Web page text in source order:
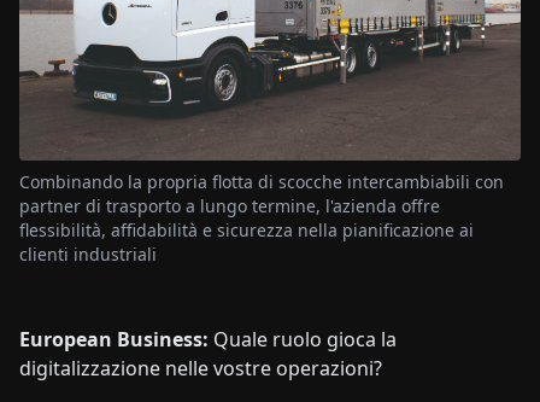
Combinando la propria flotta di scocche intercambiabili con
partner di trasporto a lungo termine, l'azienda offre
flessibilità, affidabilità e sicurezza nella pianificazione ai
clienti industriali
European Business: Quale ruolo gioca la
digitalizzazione nelle vostre operazioni?